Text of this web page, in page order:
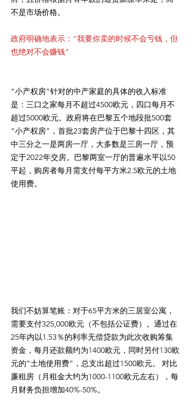
不是市场价格。
政府明确地表示：“我要你卖的时候不会亏钱，但
也绝对不会赚钱”
“小产权房”针对的中产家庭的具体的收入标准
是：三口之家每月不超过4500欧元，四口每月不
超过5000欧元。政府将在巴黎五个地段批500套
“小产权房”，首批23套房产位于巴黎十四区，其
中三分之一是两房一厅，大多数是三房一厅，预
定于2022年交房。巴黎两室一厅的普遍水平以50
平起，购房者每月需支付每平方米2.5欧元的土地
使用费。
我们不妨算笔账：对于65平方米的三居室公寓，
需要支付325,000欧元（不包括公证费）。通过在
25年内以1.53％的利率无偿贷款为此次收购筹集
资金，每月还款额约为1400欧元，同时另付130欧
元的“土地使用费”，总支出超过1500欧元。 对比
廉租房（月租金大约为1000-1100欧元左右），每
月财务负担增加40%-50%。